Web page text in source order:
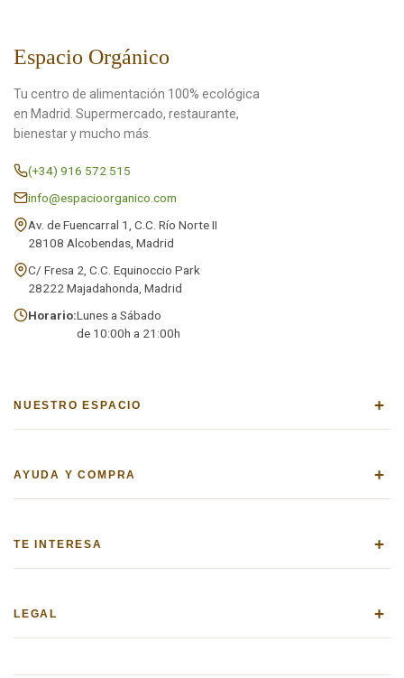
Espacio Orgánico
Tu centro de alimentación 100% ecológica
en Madrid. Supermercado, restaurante,
bienestar y mucho más.
(+34) 916 572 515
info@espacioorganico.com
Av. de Fuencarral 1, C.C. Río Norte II
28108 Alcobendas, Madrid
C/ Fresa 2, C.C. Equinoccio Park
28222 Majadahonda, Madrid
Horario:Lunes a Sábado
de 10:00h a 21:00h
NUESTRO ESPACIO +
AYUDA Y COMPRA +
TE INTERESA +
LEGAL +